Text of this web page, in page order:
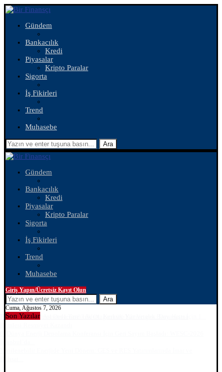
Gündem
Bankacılık
Kredi
Piyasalar
Kripto Paralar
Sigorta
İş Fikirleri
Trend
Muhasebe
Ara
Gündem
Bankacılık
Kredi
Piyasalar
Kripto Paralar
Sigorta
İş Fikirleri
Trend
Muhasebe
Giriş Yapın/Ücretsiz Kayıt Olun
Ara
Cuma, Ağustos 7, 2026
Son Yazılar